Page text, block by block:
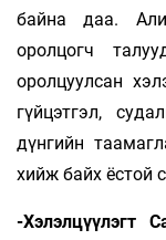
байна даа.
оролцогч
оролцуулсан
гүйцэтгэл,
дүнгийн
хийж байх ёстой
-Хэлэлцүүлэгт